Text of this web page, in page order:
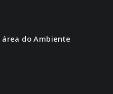
do Ambiente